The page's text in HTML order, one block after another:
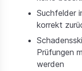
Suchfelder
korrekt
Prüfungen
werden